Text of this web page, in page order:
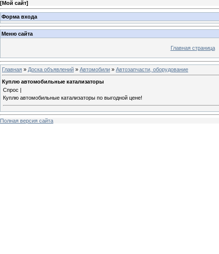
[Мой сайт]
Форма входа
Меню сайта
Главная страница
Главная » Доска объявлений » Автомобили » Автозапчасти, оборудование
Куплю автомобильные катализаторы
Спрос |
Куплю автомобильные катализаторы по выгодной цене!
Полная версия сайта